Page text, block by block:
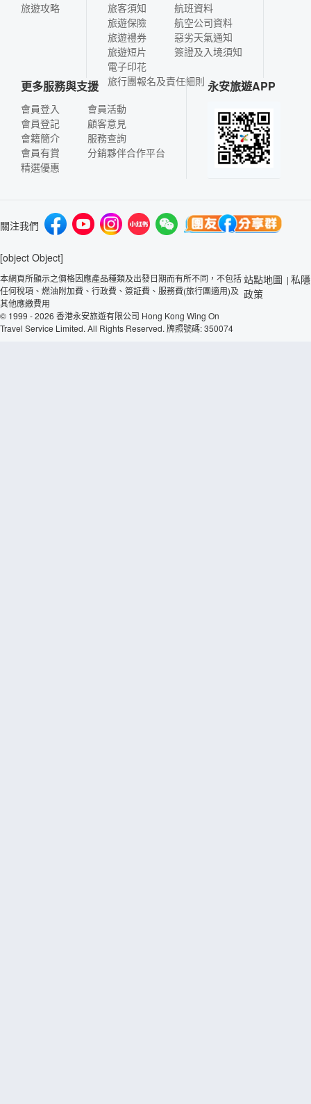
旅遊攻略
旅客須知
旅遊保險
旅遊禮券
旅遊短片
電子印花
航班資料
航空公司資料
惡劣天氣通知
簽證及入境須知
旅行團報名及責任細則
更多服務與支援
會員登入
會員登記
會籍簡介
會員有賞
精選優惠
會員活動
顧客意見
服務查詢
分銷夥伴合作平台
永安旅遊APP
關注我們
[object Object]
本網頁所顯示之價格因應產品種類及出發日期而有所不同，不包括
任何稅項、燃油附加費、行政費、簽証費、服務費(旅行團適用)及
其他應繳費用
© 1999 - 2026 香港永安旅遊有限公司 Hong Kong Wing On
Travel Service Limited. All Rights Reserved. 牌照號碼: 350074
站點地圖 | 私隱
政策